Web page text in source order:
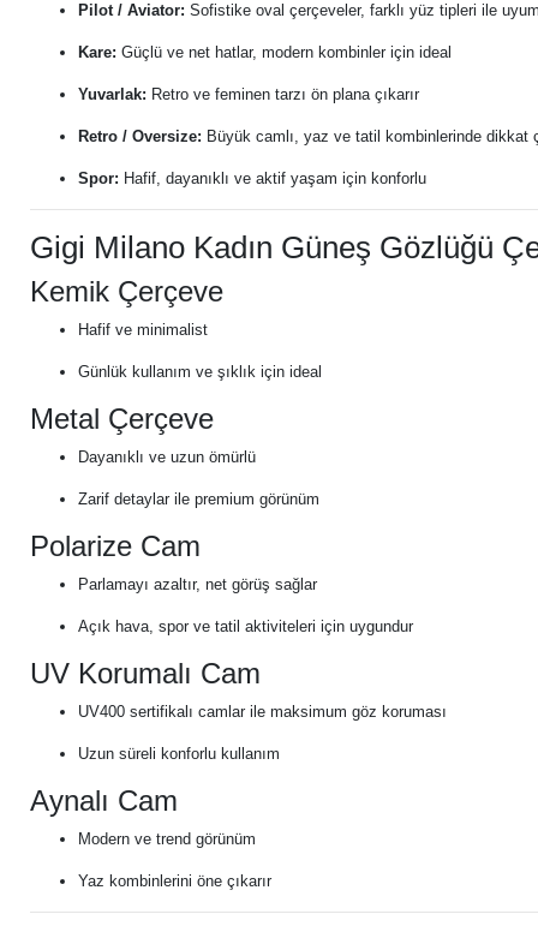
Pilot / Aviator: Sofistike oval çerçeveler, farklı yüz tipleri ile
Kare: Güçlü ve net hatlar, modern kombinler için ideal
Yuvarlak: Retro ve feminen tarzı ön plana çıkarır
Retro / Oversize: Büyük camlı, yaz ve tatil kombinlerinde dikkat
Spor: Hafif, dayanıklı ve aktif yaşam için konforlu
Gigi Milano Kadın Güneş Gözlüğü
Kemik Çerçeve
Hafif ve minimalist
Günlük kullanım ve şıklık için ideal
Metal Çerçeve
Dayanıklı ve uzun ömürlü
Zarif detaylar ile premium görünüm
Polarize Cam
Parlamayı azaltır, net görüş sağlar
Açık hava, spor ve tatil aktiviteleri için uygundur
UV Korumalı Cam
UV400 sertifikalı camlar ile maksimum göz koruması
Uzun süreli konforlu kullanım
Aynalı Cam
Modern ve trend görünüm
Yaz kombinlerini öne çıkarır